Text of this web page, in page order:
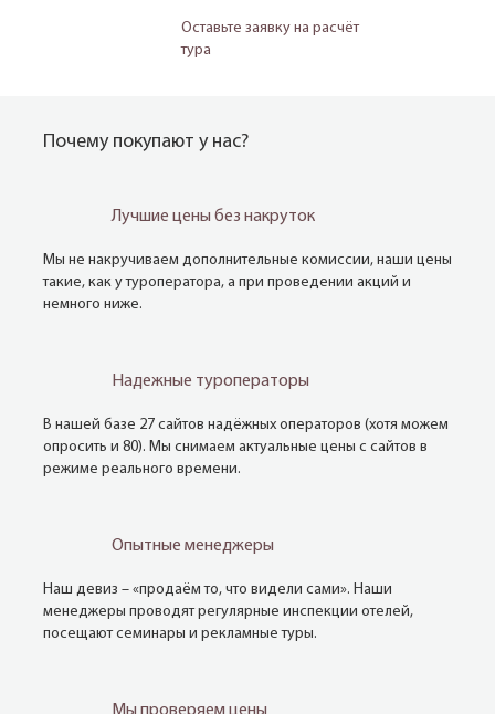
Оставьте заявку на расчёт
тура
Почему покупают у нас?
Лучшие цены без накруток
Мы не накручиваем дополнительные комиссии, наши цены
такие, как у туроператора, а при проведении акций и
немного ниже.
Надежные туроператоры
В нашей базе 27 сайтов надёжных операторов (хотя можем
опросить и 80). Мы снимаем актуальные цены с сайтов в
режиме реального времени.
Опытные менеджеры
Наш девиз – «продаём то, что видели сами». Наши
менеджеры проводят регулярные инспекции отелей,
посещают семинары и рекламные туры.
Мы проверяем цены